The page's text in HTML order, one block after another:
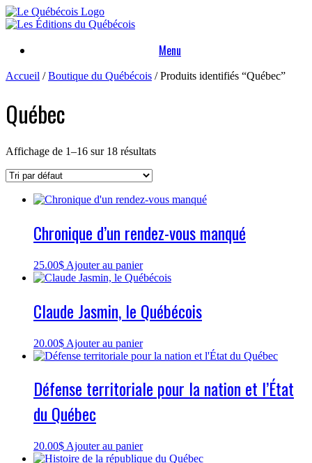
Skip
to
Menu
Accueil /Boutique du Québécois / Produits identifiés “Québec”
Québec
Affichage de 1–16 sur 18 résultats
Chronique d’un rendez-vous manqué
25.00$ Ajouter au panier
Claude Jasmin, le Québécois
20.00$ Ajouter au panier
Défense territoriale pour la nation et l’État
du Québec
20.00$ Ajouter au panier